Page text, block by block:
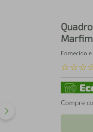
Fornecido
☆☆☆
Compre